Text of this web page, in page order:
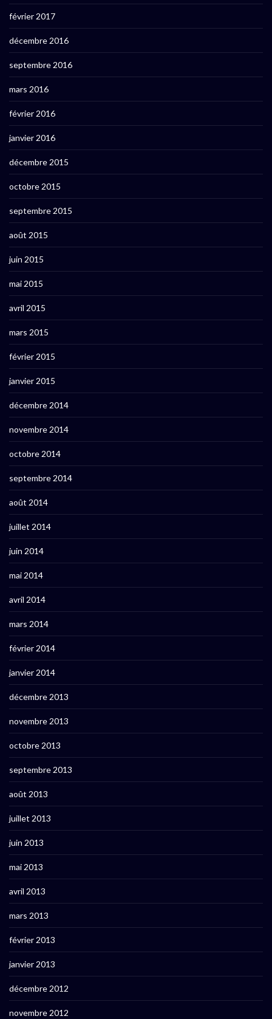
février 2017
décembre 2016
septembre 2016
mars 2016
février 2016
janvier 2016
décembre 2015
octobre 2015
septembre 2015
août 2015
juin 2015
mai 2015
avril 2015
mars 2015
février 2015
janvier 2015
décembre 2014
novembre 2014
octobre 2014
septembre 2014
août 2014
juillet 2014
juin 2014
mai 2014
avril 2014
mars 2014
février 2014
janvier 2014
décembre 2013
novembre 2013
octobre 2013
septembre 2013
août 2013
juillet 2013
juin 2013
mai 2013
avril 2013
mars 2013
février 2013
janvier 2013
décembre 2012
novembre 2012